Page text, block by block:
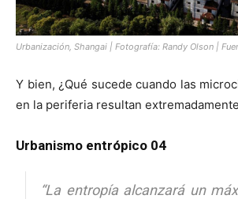
Urbanización, Shangai | Fotografía: Randy Olson |
Y bien, ¿Qué sucede cuando las
en la periferia resultan
Urbanismo entrópico 04
“La entropía alcanzará un